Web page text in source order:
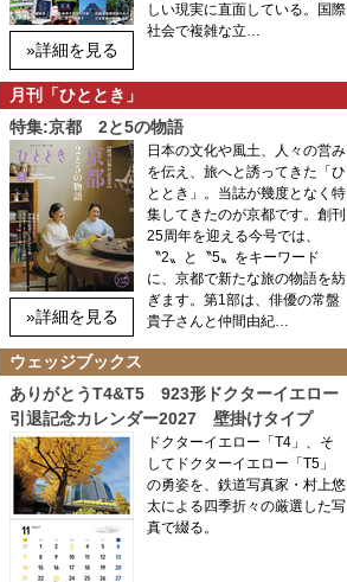
»詳細を見る
しい現実に直面している。国際
社会で複雑な立…
月刊「ひととき」
特集:京都 2と5の物語
»詳細を見る
日本の文化や風土、人々の営み
を伝え、旅へと誘ってきた「ひ
ととき」。当誌が幾度となく特
集してきたのが京都です。創刊
25周年を迎える今号では、
〝2〟と〝5〟をキーワード
に、京都で新たな旅の物語を紡
ぎます。第1部は、俳優の常盤
貴子さんと仲間由紀…
ウェッジブックス
ありがとうT4&T5 923形ドクターイエロー
引退記念カレンダー2027 壁掛けタイプ
ドクターイエロー「T4」、そ
してドクターイエロー「T5」
の勇姿を、鉄道写真家・村上悠
太による四季折々の厳選した写
真で綴る。